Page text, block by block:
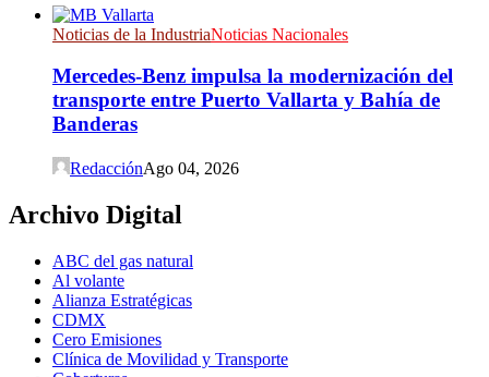
Noticias de la IndustriaNoticias Nacionales
Mercedes-Benz impulsa la modernización del
transporte entre Puerto Vallarta y Bahía de
Banderas
RedacciónAgo 04, 2026
Archivo Digital
ABC del gas natural
Al volante
Alianza Estratégicas
CDMX
Cero Emisiones
Clínica de Movilidad y Transporte